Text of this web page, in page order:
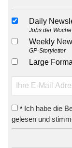
Daily
Jobs der Woche
Weekly
GP-Storyletter
Large
* Ich habe die
gelesen und